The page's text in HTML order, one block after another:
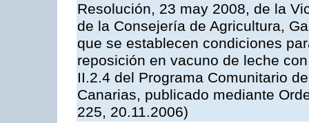
Resolución, 23 may 2008, de la
de la Consejería de Agricultura,
que se establecen condiciones
reposición en vacuno de leche
II.2.4 del Programa Comunitario
Canarias, publicado mediante
225, 20.11.2006)